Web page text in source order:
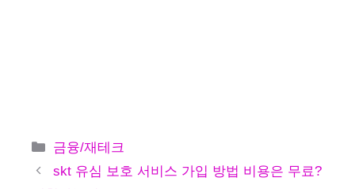
카
테
금융/재테크
skt 유심 보호 서비스 가입 방법 비용은 무료?